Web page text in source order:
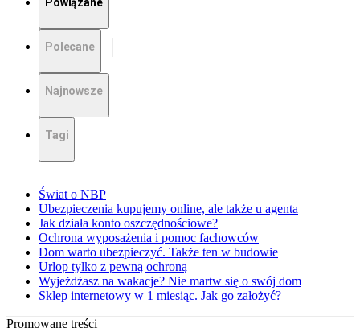
Polecane
Najnowsze
Tagi
Świat o NBP
Ubezpieczenia kupujemy online, ale także u agenta
Jak działa konto oszczędnościowe?
Ochrona wyposażenia i pomoc fachowców
Dom warto ubezpieczyć. Także ten w budowie
Urlop tylko z pewną ochroną
Wyjeżdżasz na wakacje? Nie martw się o swój dom
Sklep internetowy w 1 miesiąc. Jak go założyć?
Promowane treści